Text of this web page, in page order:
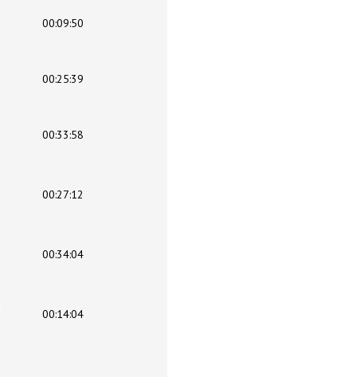
00:09:50
00:25:39
00:33:58
00:27:12
00:34:04
00:14:04